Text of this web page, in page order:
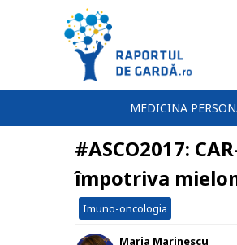
MEDICINA
#ASCO2017:
împotriva
Imuno-oncologia
Maria Marinescu